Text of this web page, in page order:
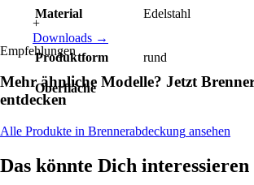
Material Edelstahl
Produktform rund
Oberfläche
+
Downloads →
Empfehlungen
Mehr ähnliche Modelle? Jetzt
entdecken
Alle Produkte in Brennerabdeckung ansehen
Das könnte Dich interessieren